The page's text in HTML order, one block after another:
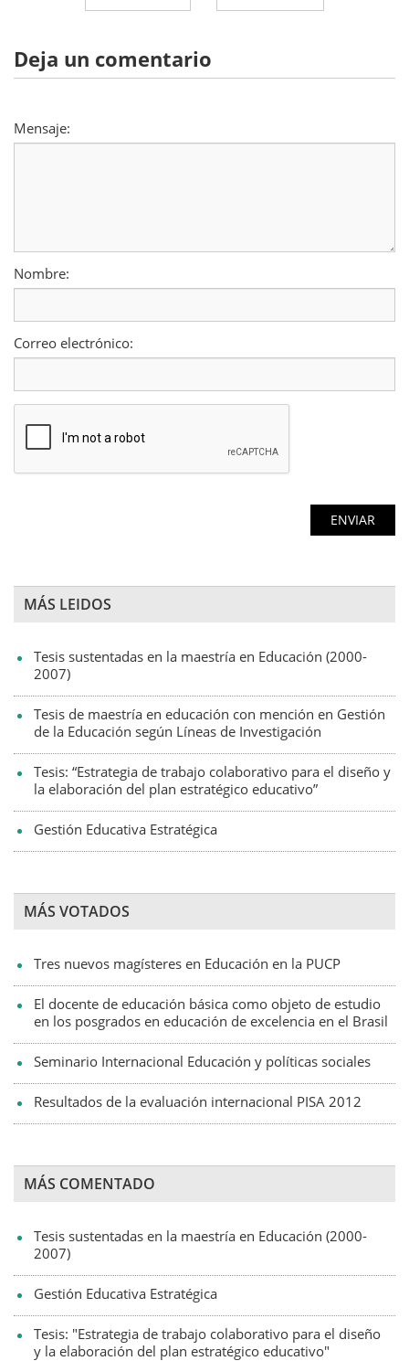
Deja un comentario
Mensaje:
Nombre:
Correo electrónico:
MÁS LEIDOS
Tesis sustentadas en la maestría en Educación (2000-
2007)
Tesis de maestría en educación con mención en Gestión
de la Educación según Líneas de Investigación
Tesis: “Estrategia de trabajo colaborativo para el diseño y
la elaboración del plan estratégico educativo”
Gestión Educativa Estratégica
MÁS VOTADOS
Tres nuevos magísteres en Educación en la PUCP
El docente de educación básica como objeto de estudio
en los posgrados en educación de excelencia en el Brasil
Seminario Internacional Educación y políticas sociales
Resultados de la evaluación internacional PISA 2012
MÁS COMENTADO
Tesis sustentadas en la maestría en Educación (2000-
2007)
Gestión Educativa Estratégica
Tesis: "Estrategia de trabajo colaborativo para el diseño
y la elaboración del plan estratégico educativo"